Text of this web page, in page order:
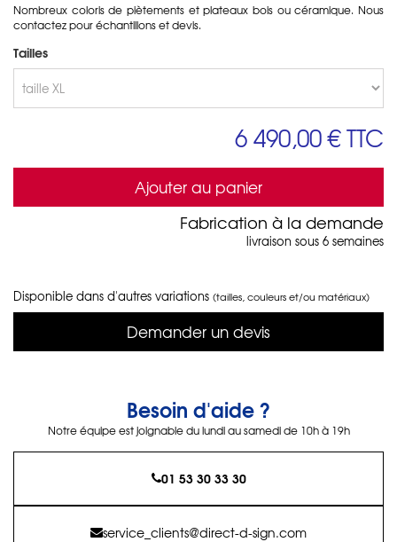
Nombreux coloris de piètements et plateaux bois ou céramique. Nous
contactez pour échantillons et devis.
Tailles
6 490,00 €TTC
Ajouter au panier
Fabrication à la demande
livraison sous 6 semaines
Disponible dans d'autres variations (tailles, couleurs et/ou matériaux)
Demander un devis
Besoin d'aide ?
Notre équipe est joignable du lundi au samedi de 10h à 19h
01 53 30 33 30
service_clients@direct-d-sign.com